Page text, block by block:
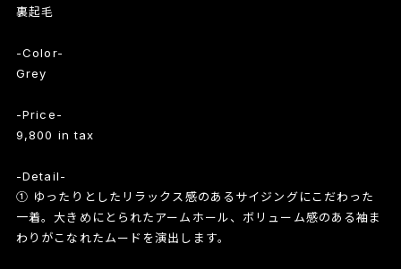
裏起毛
-Color-
Grey
-Price-
9,800 in tax
-Detail-
① ゆったりとしたリラックス感のあるサイジングにこだわった
一着。大きめにとられたアームホール、ボリューム感のある袖ま
わりがこなれたムードを演出します。